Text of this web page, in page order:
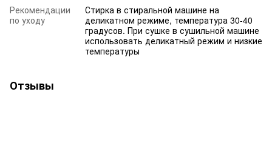
Рекомендации
по уходу
Стирка в стиральной машине на
деликатном режиме, температура 30-40
градусов. При сушке в сушильной машине
использовать деликатный режим и низкие
температуры
Отзывы